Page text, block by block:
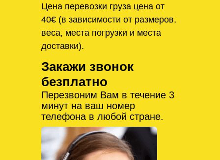
Цена перевозки груза цена от
40€ (в зависимости от размеров,
веса, места погрузки и места
доставки).
Закажи звонок
безплатно
Перезвоним Вам в течение 3
минут на ваш номер
телефона в любой стране.